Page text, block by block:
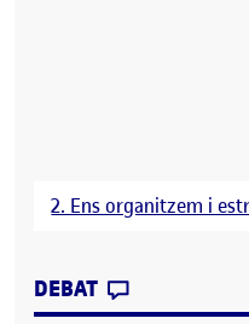
2. Ens organitzem i
DEBAT